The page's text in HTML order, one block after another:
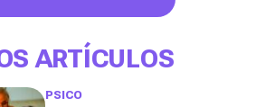
ARTÍCULOS
PSICO